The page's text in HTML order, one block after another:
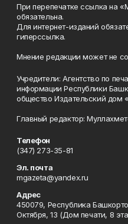
При перепечатке ссылка на
обязательна.
Для интернет-изданий
гиперссылка.
Мнение редакции может не
Учредители: Агентство по
информации Республики
общество Издательский дом
Главный редактор:
Телефон
(347) 273-35-81
Эл. почта
mgazeta@yandex.ru
Адрес
450079, Республика
Октября, 13 (Дом печати, 8